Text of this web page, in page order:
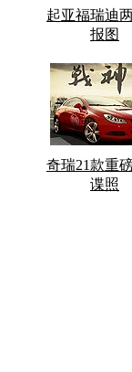
起亚福瑞迪
报图
奇瑞21款重
谍照